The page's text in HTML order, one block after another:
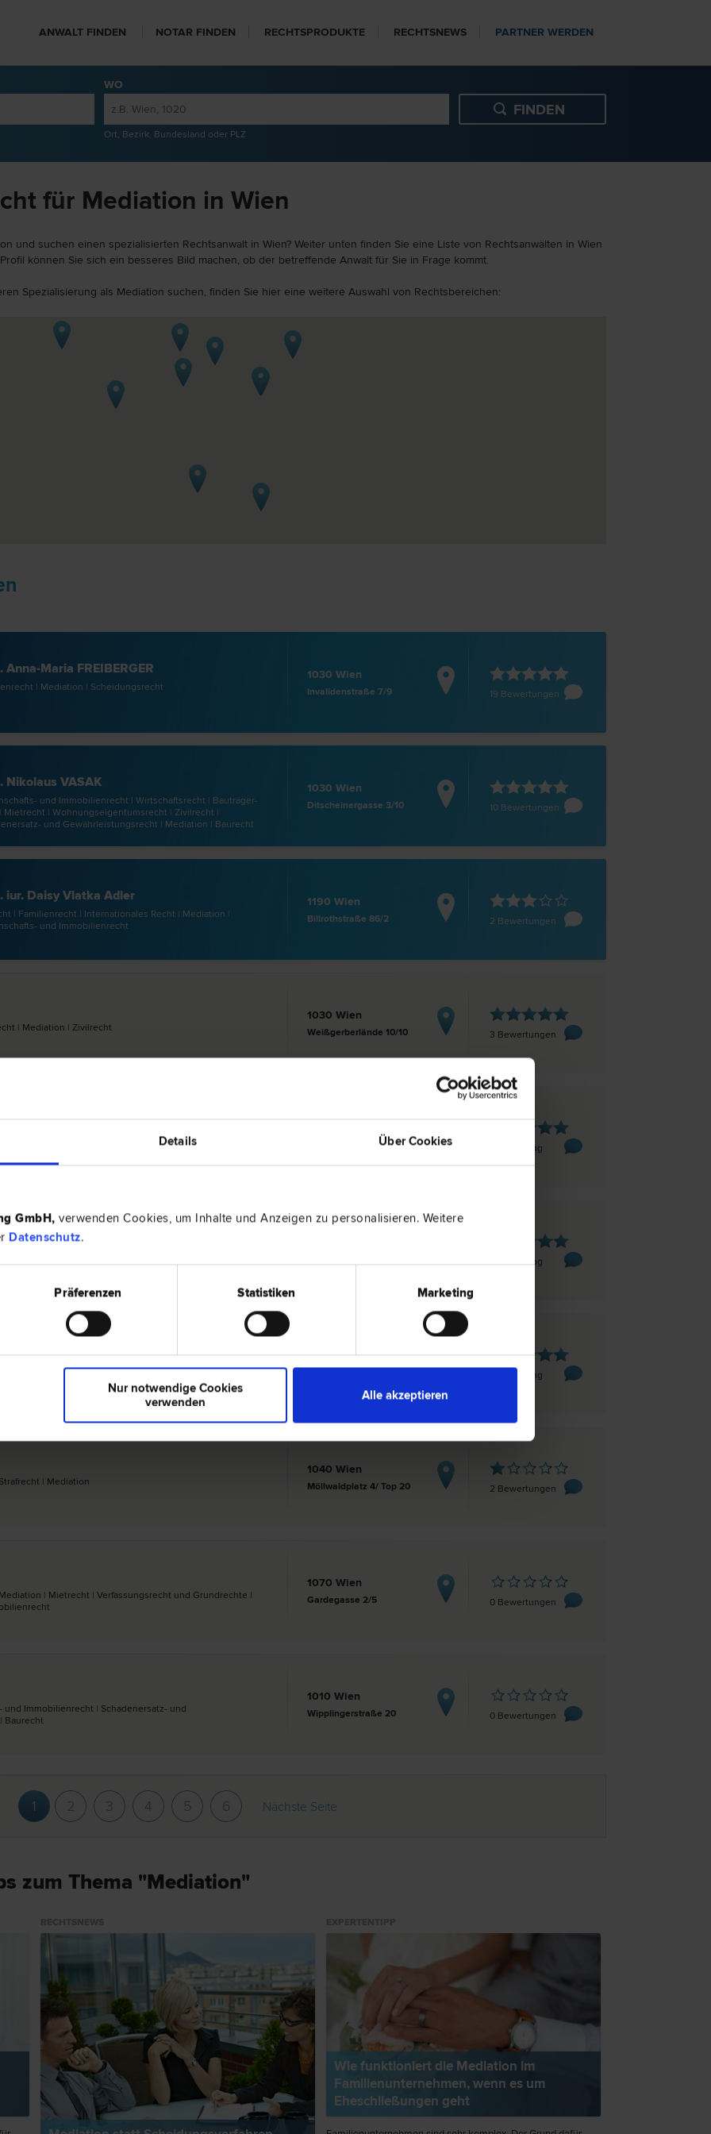
Details Über Cookies
GmbH, verwenden Cookies, um Inhalte und Anzeigen zu personalisieren. Weitere
Datenschutz.
Präferenzen Statistiken Marketing
Nur notwendige Cookies
verwenden
Alle akzeptieren
ANWALT FINDEN NOTAR FINDEN RECHTSPRODUKTE RECHTSNEWS PARTNER WERDEN
WO
Ort, Bezirk, Bundesland oder PLZ
für Mediation in Wien
und suchen einen spezialisierten Rechtsanwalt in Wien? Weiter unten finden Sie eine Liste von Rechtsanwälten in Wien
können Sie sich ein besseres Bild machen, ob der betreffende Anwalt für Sie in Frage kommt.
Spezialisierung als Mediation suchen, finden Sie hier eine weitere Auswahl von Rechtsbereichen:
Anna-Maria FREIBERGER
| Mediation | Scheidungs­recht
1030 Wien
Invalidenstraße 7/9 19 Bewertungen
Nikolaus VASAK
und Immobilien­recht | Wirtschafts­recht | Bauträger­
Miet­recht | Wohnungseigentums­recht | Zivil­recht |
und Gewährleistungs­recht | Mediation | Bau­recht
1030 Wien
Ditscheinergasse 3/10 10 Bewertungen
iur. Daisy Vlatka Adler
| Familien­recht | Internationales Recht | Mediation |
und Immobilien­recht
1190 Wien
Billrothstraße 86/2 2 Bewertungen
| Mediation | Zivil­recht
1030 Wien
Weißgerberlände 10/10 3 Bewertungen
| Gewerbe­recht | Scheidungs­recht | Bau­recht Laudongasse 55/5 1 Bewertung
| Unternehmens­recht | Wirtschafts­recht | Zivilprozess­
1 Bewertung
| Zivil­recht | Unternehmens­recht | Verwaltungs­recht
1010 Wien
1 Bewertung
| Mediation
1040 Wien
Möllwaldplatz 4/ Top 20 2 Bewertungen
| Miet­recht | Verfassungs­recht und Grund­rechte |
1070 Wien
Gardegasse 2/5 0 Bewertungen
Immobilien­recht | Schadenersatz- und
Bau­recht
1010 Wien
Wipplingerstraße 20 0 Bewertungen
1 2 3 4 5 6 Nächste Seite
zum Thema "Mediation"
Wie funktioniert die Mediation im
Familienunternehmen, wenn es um
Eheschließungen geht